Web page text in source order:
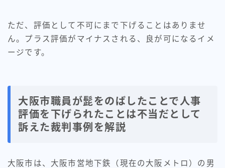
ただ、評価として不可にまで下げることはありませ
ん。プラス評価がマイナスされる、良が可になるイメ
ージです。
大阪市職員が髭をのばしたことで人事
評価を下げられたことは不当だとして
訴えた裁判事例を解説
大阪市は、大阪市営地下鉄（現在の大阪メトロ）の男